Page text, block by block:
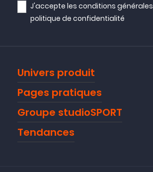
J'accepte lesconditions générales
politique de confidentialité
Univers produit
Pages pratiques
Groupe studioSPORT
Tendances